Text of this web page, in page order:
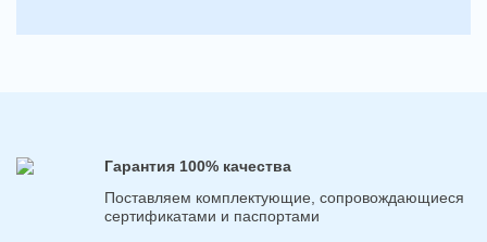
Гарантия 100% качества
Поставляем комплектующие, сопровождающиеся
сертификатами и паспортами